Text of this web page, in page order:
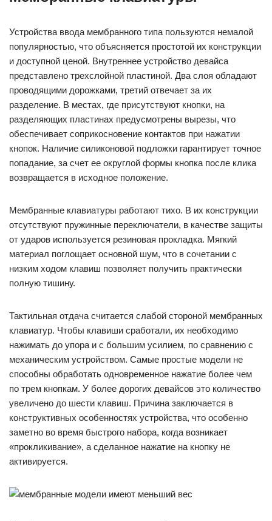
Устройства ввода мембранного типа пользуются немалой
популярностью, что объясняется простотой их конструкции
и доступной ценой. Внутреннее устройство девайса
представлено трехслойной пластиной. Два слоя обладают
проводящими дорожками, третий отвечает за их
разделение. В местах, где присутствуют кнопки, на
разделяющих пластинах предусмотрены вырезы, что
обеспечивает соприкосновение контактов при нажатии
кнопок. Наличие силиконовой подложки гарантирует точное
попадание, за счет ее округлой формы кнопка после клика
возвращается в исходное положение.
Мембранные клавиатуры работают тихо. В их конструкции
отсутствуют пружинные переключатели, в качестве защиты
от ударов используется резиновая прокладка. Мягкий
материал поглощает основной шум, что в сочетании с
низким ходом клавиш позволяет получить практически
полную тишину.
Тактильная отдача считается слабой стороной мембранных
клавиатур. Чтобы клавиши сработали, их необходимо
нажимать до упора и с большим усилием, по сравнению с
механическим устройством. Самые простые модели не
способны обработать одновременное нажатие более чем
по трем кнопкам. У более дорогих девайсов это количество
увеличено до шести клавиш. Причина заключается в
конструктивных особенностях устройства, что особенно
заметно во время быстрого набора, когда возникает
«прокликивание», а сделанное нажатие на кнопку не
активируется.